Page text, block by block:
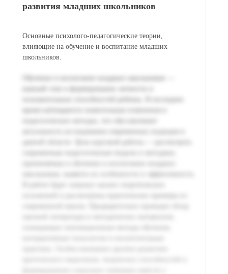
развития младших школьников
Основные психолого-педагогические теории,
влияющие на обучение и воспитание младших
школьников.